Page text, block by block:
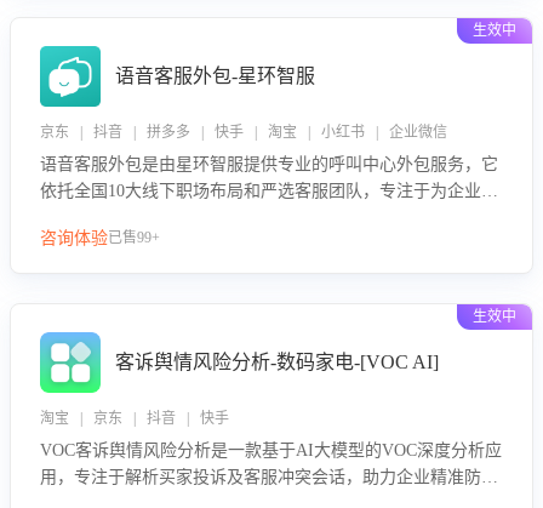
生效中
语音客服外包-星环智服
京东 | 抖音 | 拼多多 | 快手 | 淘宝 | 小红书 | 企业微信
语音客服外包是由星环智服提供专业的呼叫中心外包服务，它
依托全国10大线下职场布局和严选客服团队，专注于为企业提
队和智能工具提升语音客服服务效率和质量，帮助企业实现降
咨询体验已售99+
生效中
客诉舆情风险分析-数码家电-[VOC AI]
淘宝 | 京东 | 抖音 | 快手
VOC客诉舆情风险分析是一款基于AI大模型的VOC深度分析应
用，专注于解析买家投诉及客服冲突会话，助力企业精准防控